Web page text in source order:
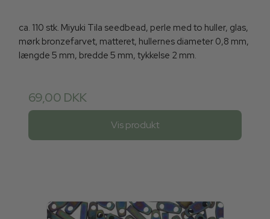
ca. 110 stk. Miyuki Tila seedbead, perle med to huller, glas,
mørk bronzefarvet, matteret, hullernes diameter 0,8 mm,
længde 5 mm, bredde 5 mm, tykkelse 2 mm.
69,00 DKK
Vis produkt